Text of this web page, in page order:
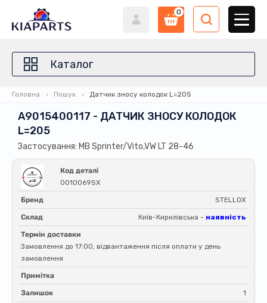
0
Каталог
Головна Пошук Датчик зносу колодок L=205
A9015400117 - ДАТЧИК ЗНОСУ КОЛОДОК
L=205
Застосування: MB Sprinter/Vito,VW LT 28-46
Код деталі
0010069SX
Бренд STELLOX
Склад Київ-Кирилівська - наявність
Термін доставки
Замовлення до 17:00, відвантаження після оплати у день
замовлення
Примітка
Залишок 1